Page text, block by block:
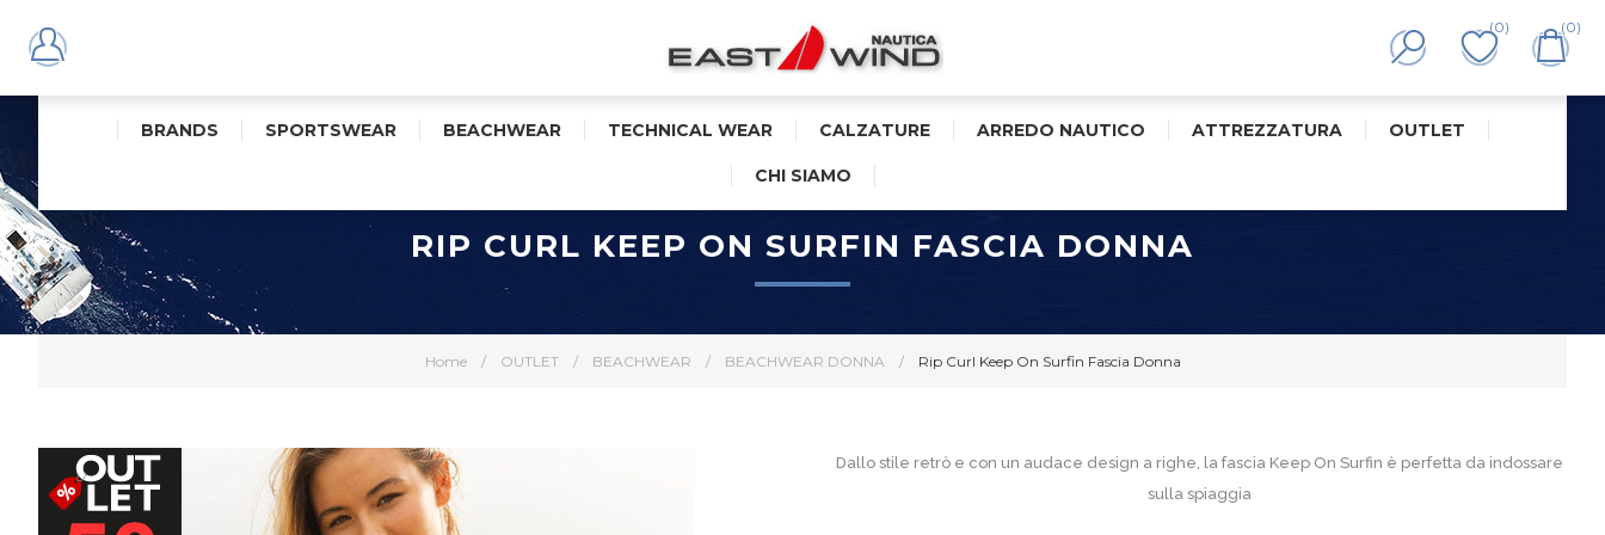
(0) (0)
BRANDS SPORTSWEAR BEACHWEAR TECHNICAL WEAR CALZATURE ARREDO NAUTICO ATTREZZATURA OUTLET
CHI SIAMO
Home / OUTLET / BEACHWEAR / BEACHWEAR DONNA / Rip Curl Keep On Surfin Fascia Donna
RIP CURL KEEP ON SURFIN FASCIA DONNA
Dallo stile retrò e con un audace design a righe, la fascia Keep On Surfin è perfetta da indossare
sulla spiaggia